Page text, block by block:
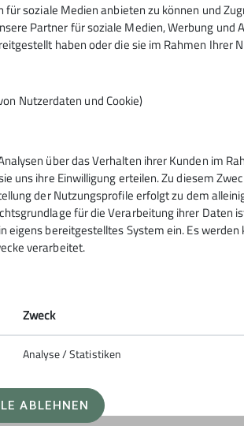
soziale Medien anbieten zu können und
Partner für soziale Medien, Werbung und
haben oder die sie im Rahmen Ihrer
Nutzerdaten und Cookie)
über das Verhalten ihrer Kunden im
uns ihre Einwilligung erteilen. Zu diesem
der Nutzungsprofile erfolgt zu dem
für die Verarbeitung ihrer Daten
eigens bereitgestelltes System ein. Es
verarbeitet.
Zweck
Analyse / Statistiken
ABLEHNEN